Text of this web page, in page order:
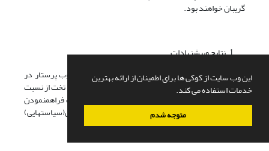
این وب سایت از کوکی ها برای اطمینان از ارائه بهترین
خدمات استفاده می کند.
متوجه شدم
گریبان خواهند بود.
نتایج وپیشنهادات
نتایج شبیه­سازی نشان داد که فراهم نمودن تعداد مطلوب پرستار در
بیمارستان­ها به سادگی امکان­پذیر نیست و نسبت پرستار به تخت از نسبت
مطلوب کمتر می­باشد و لازم است سیاست­های مناسبی جهت فراهم­نمودن
تعداد کافی پرستار در بیمارستان­ها اتخاذ شود. روش­هایی(سیاست­هایی)
جهت بهبود اوضاع وجود دارد که به آن­ها اشاره می­شود: